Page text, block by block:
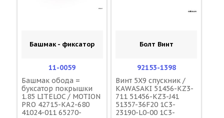
Башмак - фиксатор
11-0059
Башмак обода =
буксатор покрышки
1.85 LITELOC / MOTION
PRO 42715-KA2-680
41024-011 65270-
Болт Винт
92153-1398
Винт 5X9 спускник /
KAWASAKI 51456-KZ3-
711 51456-KZ3-J41
51357-36F20 1C3-
23190-L0-00 1C3-